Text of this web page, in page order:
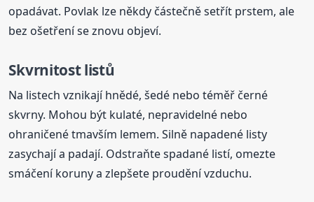
opadávat. Povlak lze někdy částečně setřít prstem, ale
bez ošetření se znovu objeví.
Skvrnitost listů
Na listech vznikají hnědé, šedé nebo téměř černé
skvrny. Mohou být kulaté, nepravidelné nebo
ohraničené tmavším lemem. Silně napadené listy
zasychají a padají. Odstraňte spadané listí, omezte
smáčení koruny a zlepšete proudění vzduchu.